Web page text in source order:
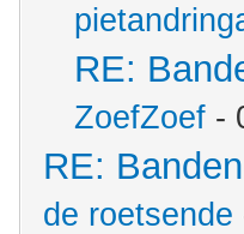
RE:
ZoefZoef -
RE:
de roetsende